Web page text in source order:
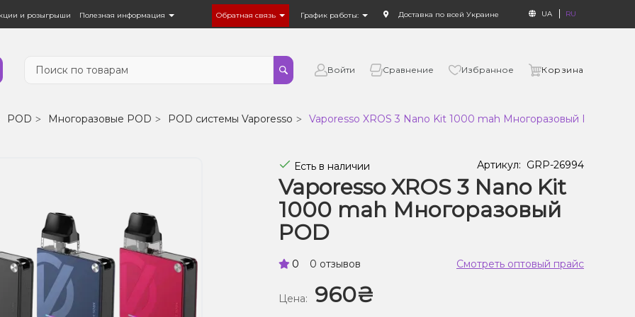
и розыгрыши Полезная информация Обратная связь График работы: Доставка по всей Украине UA RU
Войти Сравнение Избранное Корзина
POD Многоразовые POD POD системы Vaporesso Vaporesso XROS 3 Nano Kit 1000 mah Многоразовый POD
Есть в наличии Артикул: GRP-26994
Vaporesso XROS 3 Nano Kit
1000 mah Многоразовый
POD
0 0 отзывов Смотреть оптовый прайс
Цена: 960₴